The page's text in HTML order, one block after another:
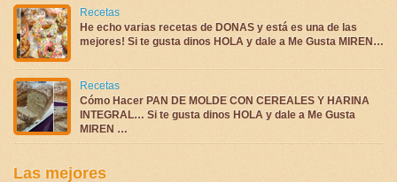
Recetas
He echo varias recetas de DONAS y está es una de las
mejores! Si te gusta dinos HOLA y dale a Me Gusta MIREN…
Recetas
Cómo Hacer PAN DE MOLDE CON CEREALES Y HARINA
INTEGRAL… Si te gusta dinos HOLA y dale a Me Gusta
MIREN …
Las mejores